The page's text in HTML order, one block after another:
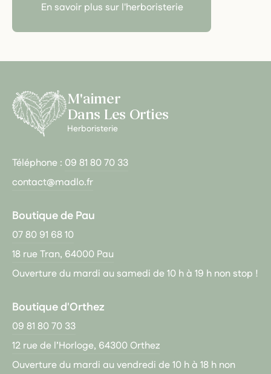
En savoir plus sur l'herboristerie
M'aimer
Dans Les Orties
Herboristerie
Téléphone : 09 81 80 70 33
contact@madlo.fr
Boutique de Pau
07 80 91 68 10
18 rue Tran, 64000 Pau
Ouverture du mardi au samedi de 10 h à 19 h non stop !
Boutique d'Orthez
09 81 80 70 33
12 rue de l’Horloge, 64300 Orthez
Ouverture du mardi au vendredi de 10 h à 18 h non